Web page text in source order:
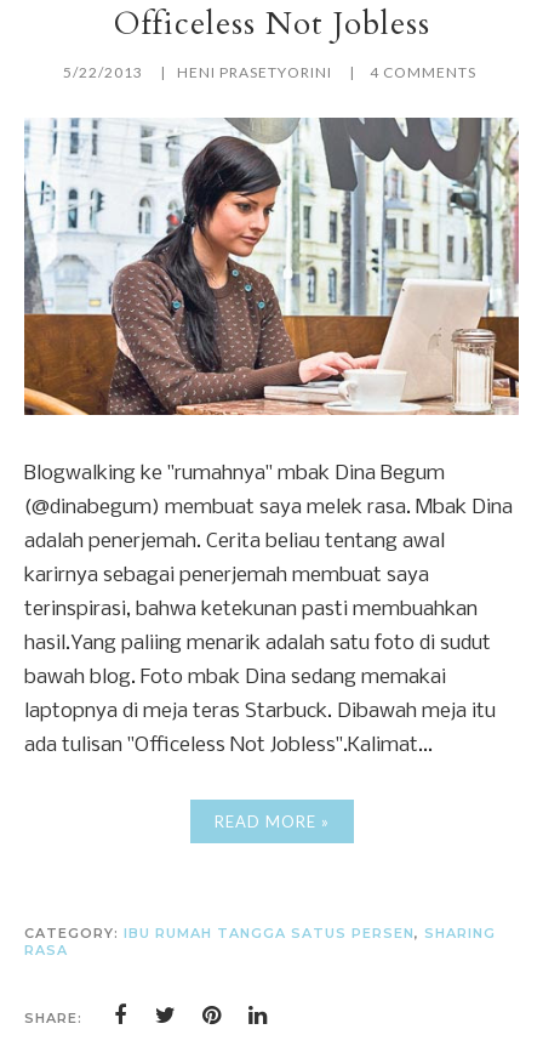
Officeless Not Jobless
5/22/2013 HENI PRASETYORINI 4 COMMENTS
Blogwalking ke "rumahnya" mbak Dina Begum
(@dinabegum) membuat saya melek rasa. Mbak Dina
adalah penerjemah. Cerita beliau tentang awal
karirnya sebagai penerjemah membuat saya
terinspirasi, bahwa ketekunan pasti membuahkan
hasil.Yang paliing menarik adalah satu foto di sudut
bawah blog. Foto mbak Dina sedang memakai
laptopnya di meja teras Starbuck. Dibawah meja itu
ada tulisan "Officeless Not Jobless".Kalimat...
READ MORE »
CATEGORY: IBU RUMAH TANGGA SATUS PERSEN, SHARING
RASA
SHARE: